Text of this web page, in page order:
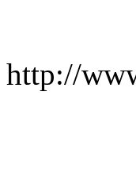
http://